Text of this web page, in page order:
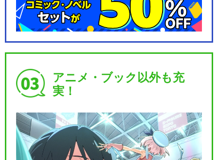
アニメ・ブック以外も充
実！